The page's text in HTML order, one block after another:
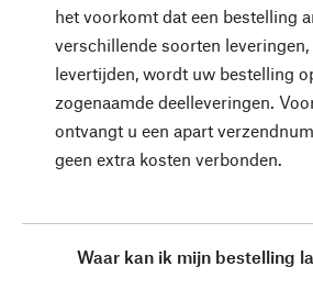
het voorkomt dat een bestelling
verschillende soorten
levertijden, wordt uw bestelling
zogenaamde deelleveringen.
ontvangt u een apart
geen extra kosten verbonden.
Waar kan ik mijn bestelling